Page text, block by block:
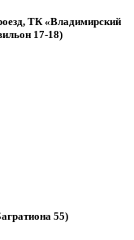
ТК «Владимирский
17-18)
55)